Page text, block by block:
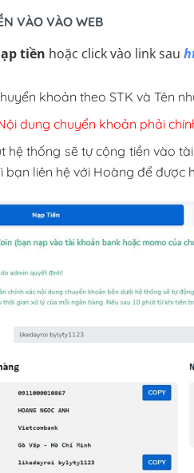
VÀO VÀO WEB
tiền hoặc click vào link sau
khoản theo STK và Tên
dung chuyển khoản phải
hệ thống sẽ tự cộng tiền vào
bạn liên hệ với Hoàng để được